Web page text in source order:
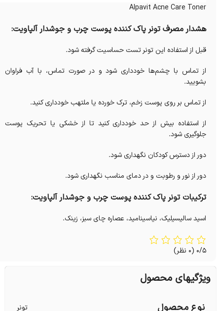
Alpavit Acne Care Toner
هشدار مصرف تونر پاک کننده پوست چرب و جوشدار آلپاویت:
قبل از استفاده این تونر تست حساسیت گرفته شود.
از تماس با چشم‌ها خودداری شود و در صورت تماس، با آب فراوان
بشویید.
از تماس بر روی پوست زخم، ترک‌ خورده یا ملتهب خودداری کنید.
از استفاده بیش‌ از حد خودداری کنید تا از خشکی یا تحریک پوست
جلوگیری شود.
دور از دسترس کودکان نگهداری شود.
دور از نور و رطوبت و در دمای مناسب نگهداری شود.
ترکیبات تونر پاک کننده پوست چرب و جوشدار آلپاویت:
اسید سالیسیلیک، نیاسینامید، عصاره چای سبز، زینک.
0/5 (0 نظر)
ویژگیهای محصول
نوع محصول تونر